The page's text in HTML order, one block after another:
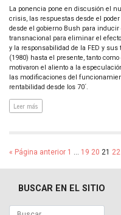
La ponencia pone en discusión el
crisis, las respuestas desde el
desde el gobierno Bush para
transnacional para eliminar el efecto
y la responsabilidad de la FED y sus
(1980) hasta el presente, tanto
motivaron el aliento a la
las modificaciones del
rentabilidad desde los 70´.
Leer más
« Página anterior 1 19 20 21 22
BUSCAR EN EL SITIO